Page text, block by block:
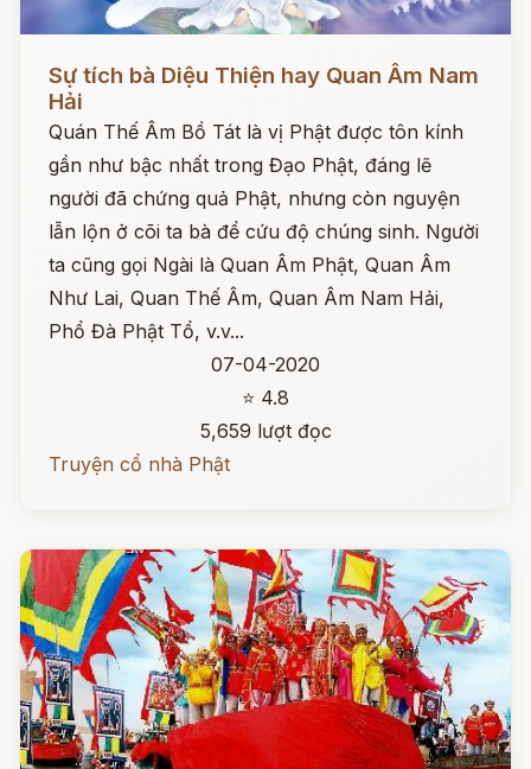
Sự tích bà Diệu Thiện hay Quan Âm Nam
Hải
Quán Thế Âm Bồ Tát là vị Phật được tôn kính
gần như bậc nhất trong Đạo Phật, đáng lẽ
người đã chứng quả Phật, nhưng còn nguyện
lẫn lộn ở cõi ta bà để cứu độ chúng sinh. Người
ta cũng gọi Ngài là Quan Âm Phật, Quan Âm
Như Lai, Quan Thế Âm, Quan Âm Nam Hải,
Phổ Đà Phật Tổ, v.v...
07-04-2020
⭐ 4.8
5,659 lượt đọc
Truyện cổ nhà Phật